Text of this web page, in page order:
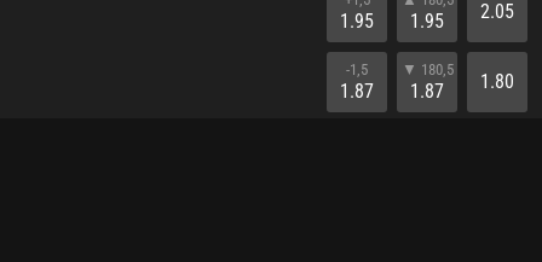
1.95
-1,5
1.87
1.95
▼ 180,5
1.87
2.05
1.80